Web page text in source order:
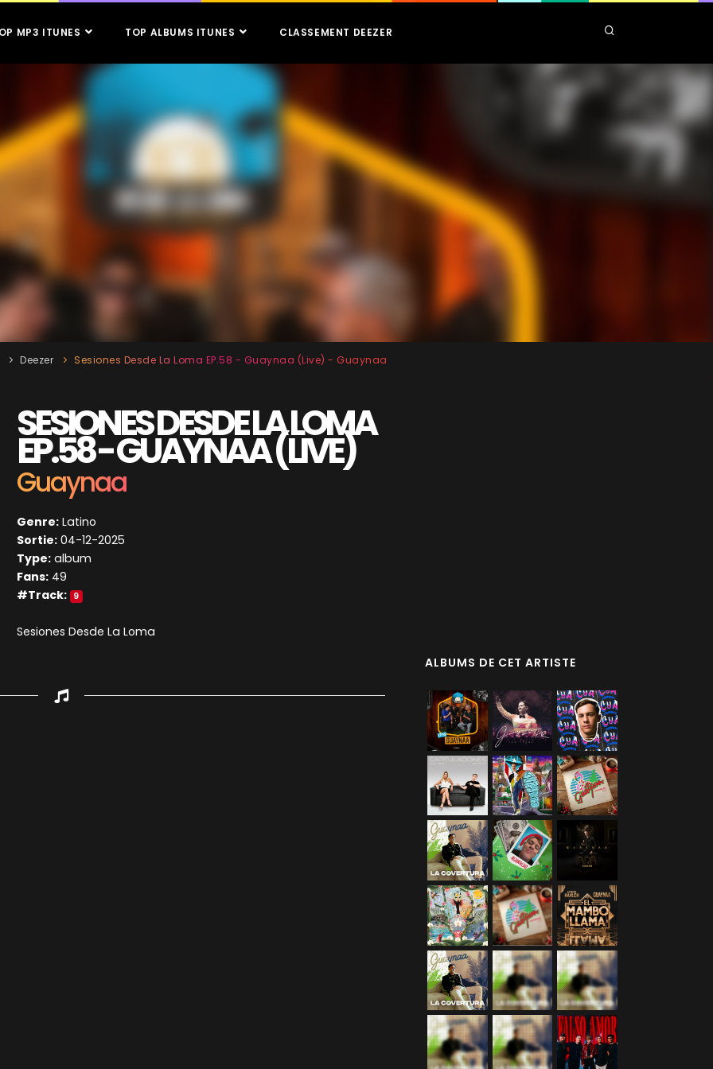
MP3 ITUNES TOP ALBUMS ITUNES CLASSEMENT DEEZER
Deezer Sesiones Desde La Loma EP.58 - Guaynaa (Live) - Guaynaa
SESIONES DESDE LA LOMA
EP.58 - GUAYNAA (LIVE)
Guaynaa
Genre: Latino
Sortie: 04-12-2025
Type: album
Fans: 49
#Track: 9
Sesiones Desde La Loma
ALBUMS DE CET ARTISTE